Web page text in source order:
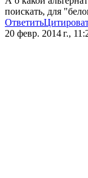
поискать, для
Ответить
20 февр. 2014 г.,